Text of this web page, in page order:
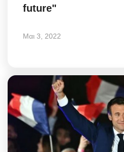
future"
Μαι 3, 2022